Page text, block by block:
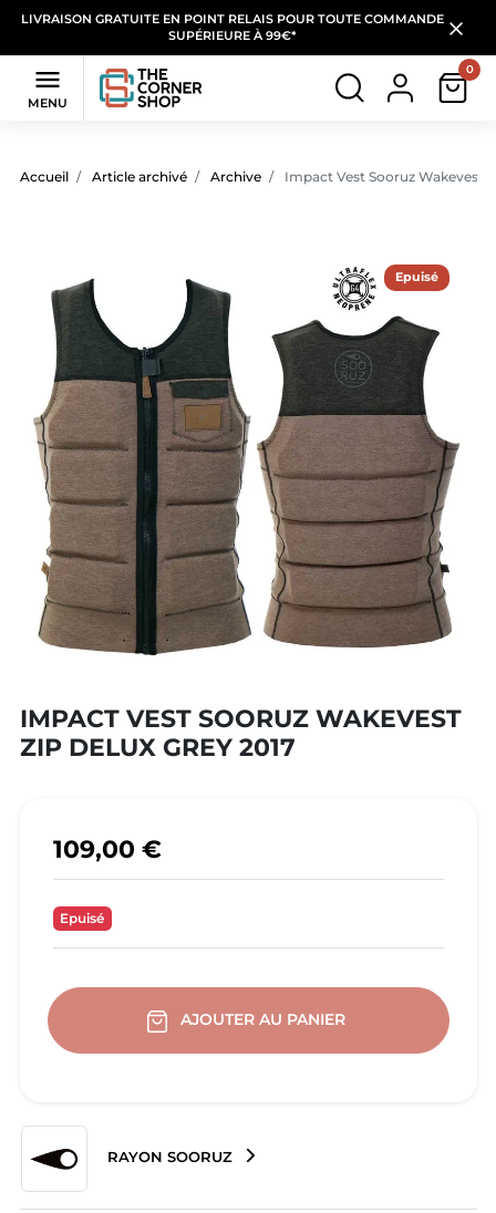
LIVRAISON GRATUITE EN POINT RELAIS POUR TOUTE COMMANDE
SUPÉRIEURE À 99€*

MENU
0
Accueil Article archivé Archive Impact Vest Sooruz Wakevest
Epuisé
IMPACT VEST SOORUZ WAKEVEST
ZIP DELUX GREY 2017
109,00 €
Epuisé
AJOUTER AU PANIER
RAYON SOORUZ